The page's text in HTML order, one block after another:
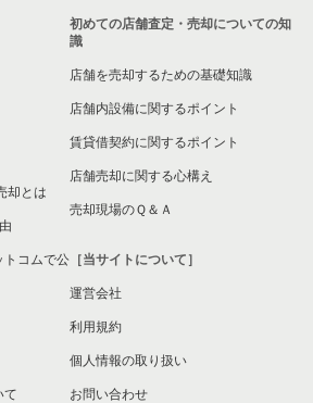
食店の居抜き売却物件の案件一覧
抜き売却物件の案件一覧
食店の居抜き売却物件の案件一覧
き売却物件の案件一覧
食店の居抜き売却物件の案件一覧
店の居抜き売却物件の案件一覧
き売却物件の案件一覧
き売却物件の案件一覧
却とは
トコムで公
て
初めての店舗査定・売却についての知
識
店舗を売却するための基礎知識
店舗内設備に関するポイント
賃貸借契約に関するポイント
店舗売却に関する心構え
売却現場のＱ＆Ａ
［当サイトについて］
運営会社
利用規約
個人情報の取り扱い
お問い合わせ